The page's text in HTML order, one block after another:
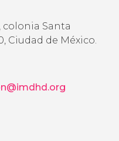
colonia Santa
Ciudad de México.